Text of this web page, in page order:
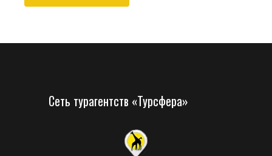
Сеть турагентств «Турсфера»